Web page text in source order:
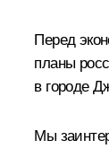
Перед
планы
в городе
Мы